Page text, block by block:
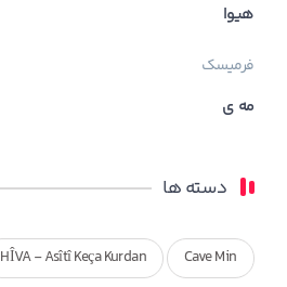
هیوا
فرمیسک
مه ی
دسته ها
Cave Min
HÎVA - Asîtî Keça Kurdan